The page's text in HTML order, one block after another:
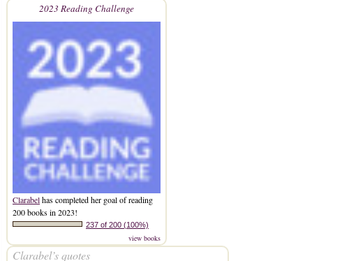
2023 Reading Challenge
Clarabelhas completed her goal of reading
200 books in 2023!
237 of 200 (100%)
view books
Clarabel’s quotes